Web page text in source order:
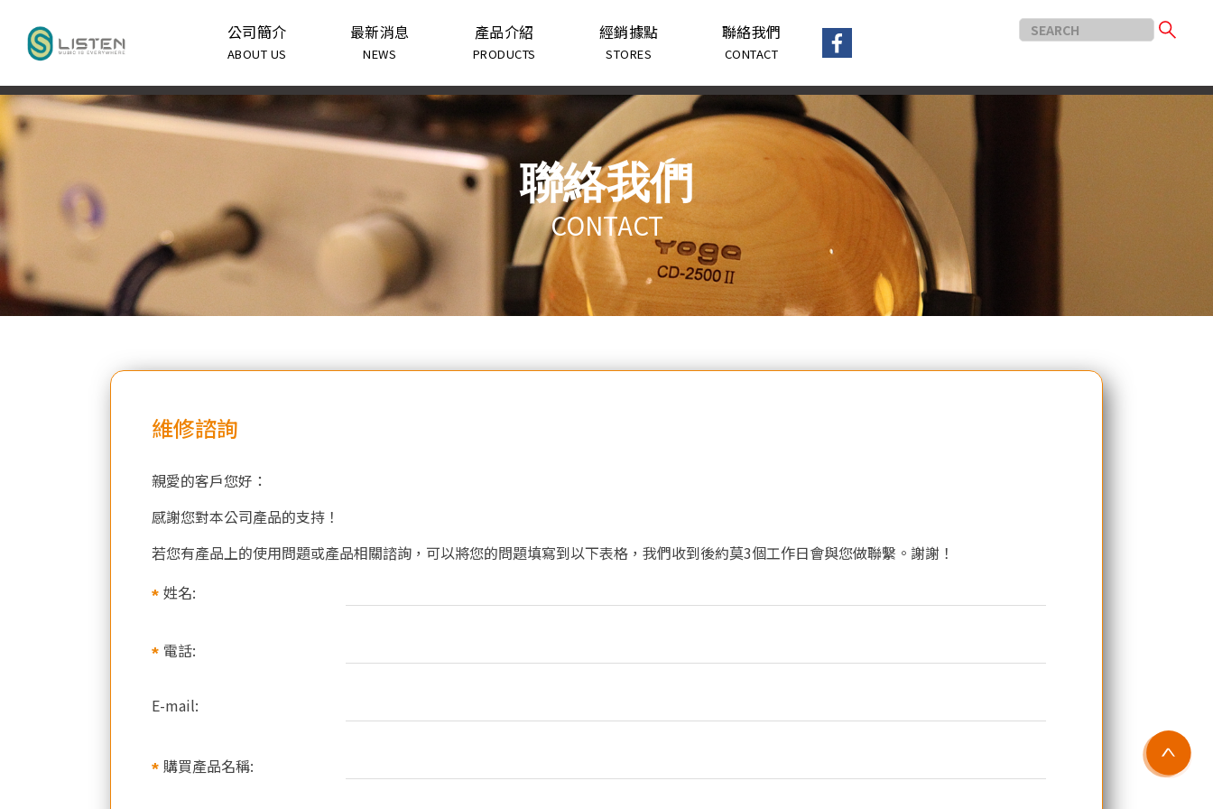
公司簡介
ABOUT US
最新消息
NEWS
產品介紹
PRODUCTS
經銷據點
STORES
聯絡我們
CONTACT
聯絡我們
CONTACT
維修諮詢
親愛的客戶您好：
感謝您對本公司產品的支持！
若您有產品上的使用問題或產品相關諮詢，可以將您的問題填寫到以下表格，我們收到後約莫3個工作日會與您做聯繫。謝謝！
姓名:
電話:
E-mail:
購買產品名稱: